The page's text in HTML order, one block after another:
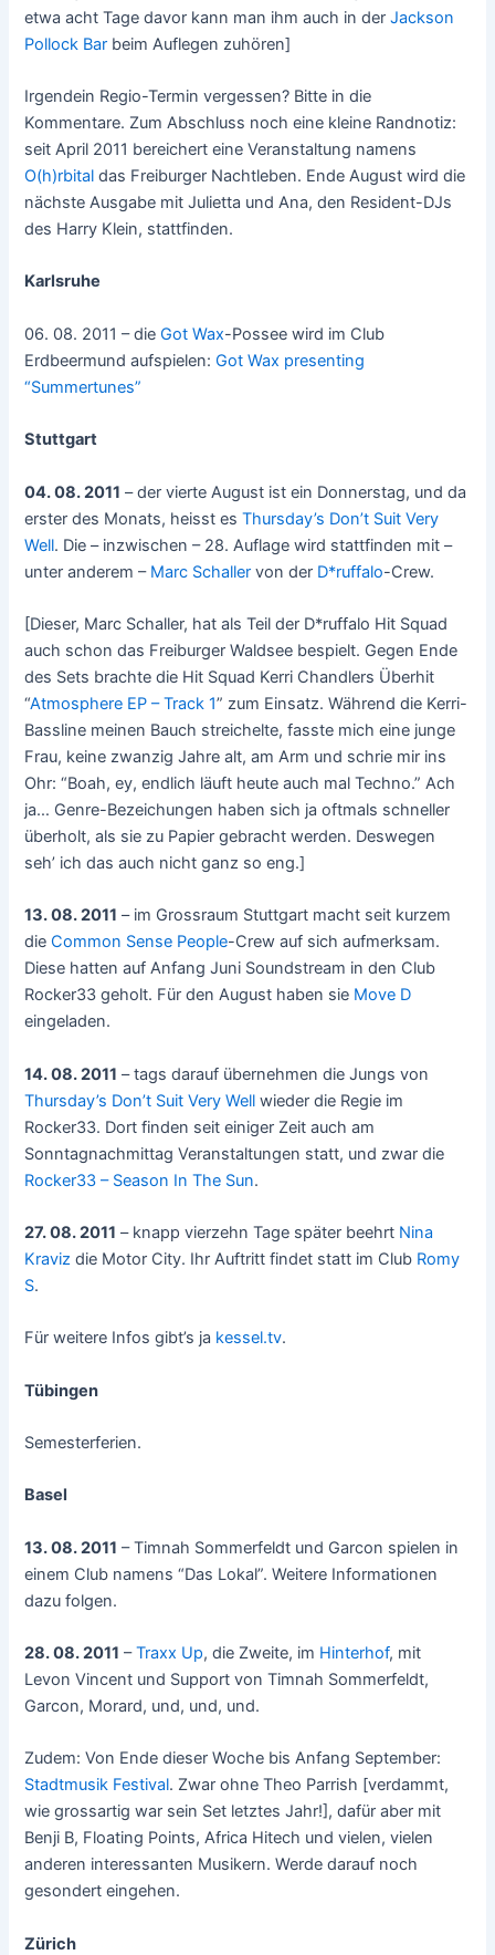
etwa acht Tage davor kann man ihm auch in derJackson
Pollock Bar beim Auflegen zuhören]
Irgendein Regio-Termin vergessen? Bitte in die
Kommentare. Zum Abschluss noch eine kleine Randnotiz:
seit April 2011 bereichert eine Veranstaltung namens
O(h)rbital das Freiburger Nachtleben. Ende August wird die
nächste Ausgabe mit Julietta und Ana, den Resident-DJs
des Harry Klein, stattfinden.
Karlsruhe
06. 08. 2011 – dieGot Wax-Possee wird im Club
Erdbeermund aufspielen:Got Wax presenting
“Summertunes”
Stuttgart
04. 08. 2011 – der vierte August ist ein Donnerstag, und da
erster des Monats, heisst esThursday’s Don’t Suit Very
Well. Die – inzwischen – 28. Auflage wird stattfinden mit –
unter anderem – Marc Schaller von der D*ruffalo-Crew.
[Dieser, Marc Schaller, hat als Teil der D*ruffalo Hit Squad
auch schon das Freiburger Waldsee bespielt. Gegen Ende
des Sets brachte die Hit Squad Kerri Chandlers Überhit
“Atmosphere EP – Track 1” zum Einsatz. Während die Kerri-
Bassline meinen Bauch streichelte, fasste mich eine junge
Frau, keine zwanzig Jahre alt, am Arm und schrie mir ins
Ohr: “Boah, ey, endlich läuft heute auch mal Techno.” Ach
ja… Genre-Bezeichungen haben sich ja oftmals schneller
überholt, als sie zu Papier gebracht werden. Deswegen
seh’ ich das auch nicht ganz so eng.]
13. 08. 2011 – im Grossraum Stuttgart macht seit kurzem
dieCommon Sense People-Crew auf sich aufmerksam.
Diese hatten auf Anfang Juni Soundstream in den Club
Rocker33 geholt. Für den August haben sie Move D
eingeladen.
14. 08. 2011 – tags darauf übernehmen die Jungs von
Thursday’s Don’t Suit Very Well wieder die Regie im
Rocker33. Dort finden seit einiger Zeit auch am
Sonntagnachmittag Veranstaltungen statt, und zwar die
Rocker33 – Season In The Sun.
27. 08. 2011 – knapp vierzehn Tage später beehrt Nina
Kraviz die Motor City. Ihr Auftritt findet statt im Club Romy
S.
Für weitere Infos gibt’s ja kessel.tv.
Tübingen
Semesterferien.
Basel
13. 08. 2011 – Timnah Sommerfeldt und Garcon spielen in
einem Club namens “Das Lokal”. Weitere Informationen
dazu folgen.
28. 08. 2011 –Traxx Up, die Zweite, im Hinterhof, mit
Levon Vincent und Support von Timnah Sommerfeldt,
Garcon, Morard, und, und, und.
Zudem: Von Ende dieser Woche bis Anfang September:
Stadtmusik Festival. Zwar ohne Theo Parrish [verdammt,
wie grossartig war sein Set letztes Jahr!], dafür aber mit
Benji B, Floating Points, Africa Hitech und vielen, vielen
anderen interessanten Musikern. Werde darauf noch
gesondert eingehen.
Zürich